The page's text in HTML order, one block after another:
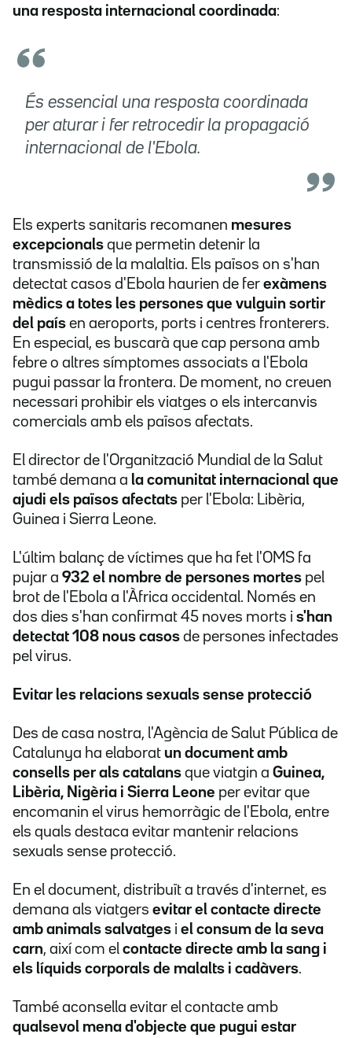
una resposta internacional coordinada:
És essencial una resposta coordinada
per aturar i fer retrocedir la propagació
internacional de l'Ebola.
Els experts sanitaris recomanen mesures
excepcionals que permetin detenir la
transmissió de la malaltia. Els països on s'han
detectat casos d'Ebola haurien de fer exàmens
mèdics a totes les persones que vulguin sortir
del país en aeroports, ports i centres fronterers.
En especial, es buscarà que cap persona amb
febre o altres símptomes associats a l'Ebola
pugui passar la frontera. De moment, no creuen
necessari prohibir els viatges o els intercanvis
comercials amb els països afectats.
El director de l'Organització Mundial de la Salut
també demana a la comunitat internacional que
ajudi els països afectats per l'Ebola: Libèria,
Guinea i Sierra Leone.
L'últim balanç de víctimes que ha fet l'OMS fa
pujar a 932 el nombre de persones mortes pel
brot de l'Ebola a l'Àfrica occidental. Només en
dos dies s'han confirmat 45 noves morts i s'han
detectat 108 nous casos de persones infectades
pel virus.
Evitar les relacions sexuals sense protecció
Des de casa nostra, l'Agència de Salut Pública de
Catalunya ha elaborat un document amb
consells per als catalans que viatgin a Guinea,
Libèria, Nigèria i Sierra Leone per evitar que
encomanin el virus hemorràgic de l'Ebola, entre
els quals destaca evitar mantenir relacions
sexuals sense protecció.
En el document, distribuït a través d'internet, es
demana als viatgers evitar el contacte directe
amb animals salvatges i el consum de la seva
carn, així com el contacte directe amb la sang i
els líquids corporals de malalts i cadàvers.
També aconsella evitar el contacte amb
qualsevol mena d'objecte que pugui estar